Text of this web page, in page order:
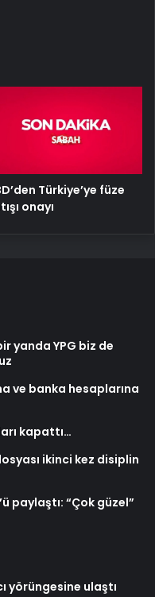
Türkiye’ye füze
onayı
yanda YPG biz de
ve banka hesaplarına
kapattı…
ikinci kez disiplin
paylaştı: “Çok güzel”
yörüngesine ulaştı